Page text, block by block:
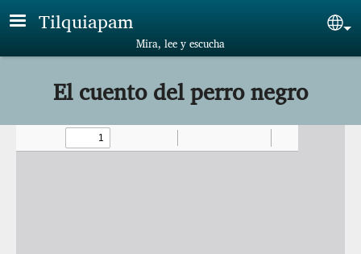
Skip to main content
Tilquiapam
Mira, lee y escucha
El cuento del perro negro